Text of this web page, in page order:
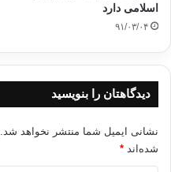
اسلامی دارد
۹۱/۰۳/۰۴
دیدگاهتان را بنویسید
نشانی ایمیل شما منتشر نخواهد شد.
شده‌اند *